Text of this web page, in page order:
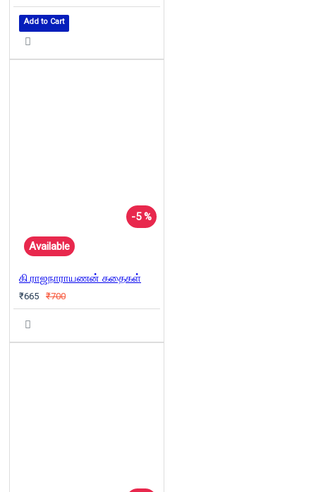
Add to Cart
-5 %
Available
கி.ராஜநாராயணன் கதைகள்
₹665 ₹700